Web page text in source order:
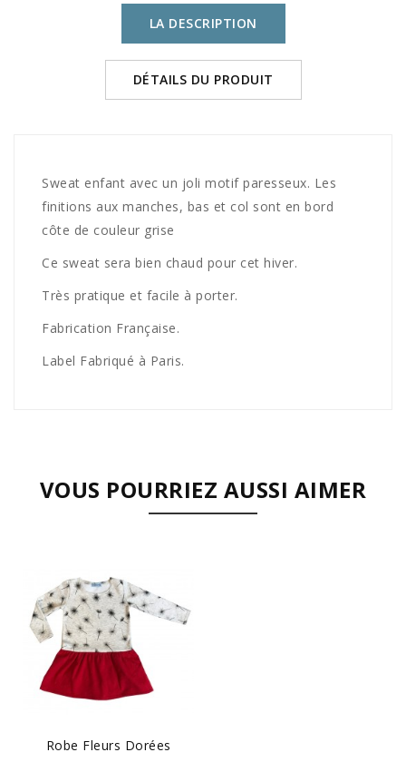
LA DESCRIPTION
DÉTAILS DU PRODUIT
Sweat enfant avec un joli motif paresseux. Les
finitions aux manches, bas et col sont en bord
côte de couleur grise
Ce sweat sera bien chaud pour cet hiver.
Très pratique et facile à porter.
Fabrication Française.
Label Fabriqué à Paris.
VOUS POURRIEZ AUSSI AIMER
Robe Fleurs Dorées